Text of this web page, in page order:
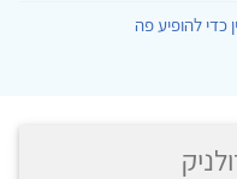
כדי להופיע פה